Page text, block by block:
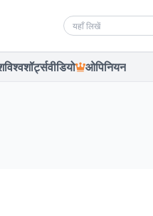
Search news
विश्वशॉर्ट्सवीडियो ओपिनियन